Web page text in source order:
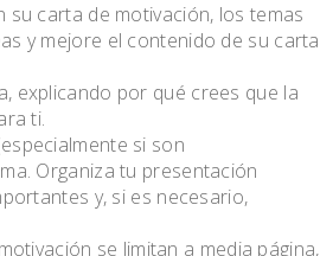
su carta de motivación, los temas
y mejore el contenido de su carta
explicando por qué crees que la
ti.
si son
Organiza tu presentación
y, si es necesario,
se limitan a media página,